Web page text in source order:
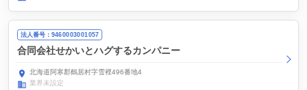
法人番号：9460003001057
合同会社せかいとハグするカンパニー
北海道阿寒郡鶴居村字雪裡496番地4
業界未設定